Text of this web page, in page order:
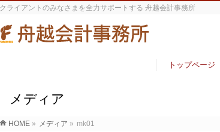
クライアントのみなさまを全力サポートする 舟越会計事務所
トップページ
メディア
HOME » メディア » mk01